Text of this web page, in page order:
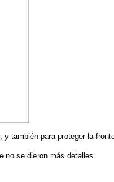
también para proteger la
no se dieron más detalles.